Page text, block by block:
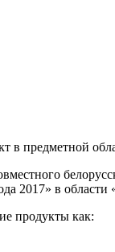
в предметной
2017» в
продукты как: